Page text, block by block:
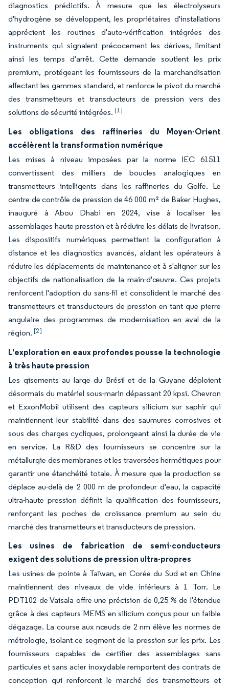
diagnostics prédictifs. À mesure que les électrolyseurs
d'hydrogène se développent, les propriétaires d'installations
apprécient les routines d'auto-vérification intégrées des
instruments qui signalent précocement les dérives, limitant
ainsi les temps d'arrêt. Cette demande soutient les prix
premium, protégeant les fournisseurs de la marchandisation
affectant les gammes standard, et renforce le pivot du marché
des transmetteurs et transducteurs de pression vers des
solutions de sécurité intégrées. [1]
Les obligations des raffineries du Moyen-Orient
accélèrent la transformation numérique
Les mises à niveau imposées par la norme IEC 61511
convertissent des milliers de boucles analogiques en
transmetteurs intelligents dans les raffineries du Golfe. Le
centre de contrôle de pression de 46 000 m² de Baker Hughes,
inauguré à Abou Dhabi en 2024, vise à localiser les
assemblages haute pression et à réduire les délais de livraison.
Les dispositifs numériques permettent la configuration à
distance et les diagnostics avancés, aidant les opérateurs à
réduire les déplacements de maintenance et à s'aligner sur les
objectifs de nationalisation de la main-d'œuvre. Ces projets
renforcent l'adoption du sans-fil et consolident le marché des
transmetteurs et transducteurs de pression en tant que pierre
angulaire des programmes de modernisation en aval de la
région. [2]
L'exploration en eaux profondes pousse la technologie
à très haute pression
Les gisements au large du Brésil et de la Guyane déploient
désormais du matériel sous-marin dépassant 20 kpsi. Chevron
et ExxonMobil utilisent des capteurs silicium sur saphir qui
maintiennent leur stabilité dans des saumures corrosives et
sous des charges cycliques, prolongeant ainsi la durée de vie
en service. La R&D des fournisseurs se concentre sur la
métallurgie des membranes et les traversées hermétiques pour
garantir une étanchéité totale. À mesure que la production se
déplace au-delà de 2 000 m de profondeur d'eau, la capacité
ultra-haute pression définit la qualification des fournisseurs,
renforçant les poches de croissance premium au sein du
marché des transmetteurs et transducteurs de pression.
Les usines de fabrication de semi-conducteurs
exigent des solutions de pression ultra-propres
Les usines de pointe à Taïwan, en Corée du Sud et en Chine
maintiennent des niveaux de vide inférieurs à 1 Torr. Le
PDT102 de Vaisala offre une précision de 0,25 % de l'étendue
grâce à des capteurs MEMS en silicium conçus pour un faible
dégazage. La course aux nœuds de 2 nm élève les normes de
métrologie, isolant ce segment de la pression sur les prix. Les
fournisseurs capables de certifier des assemblages sans
particules et sans acier inoxydable remportent des contrats de
conception qui renforcent le marché des transmetteurs et